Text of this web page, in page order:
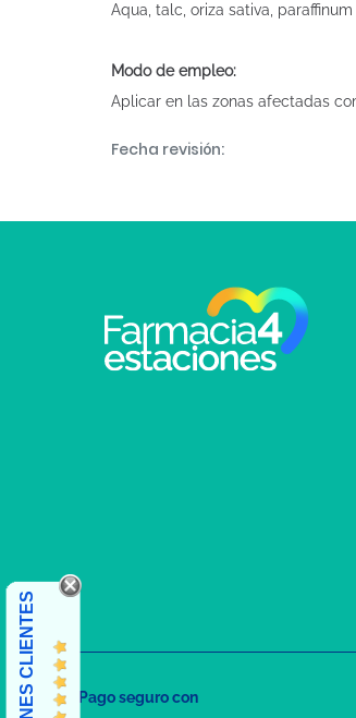
Aqua, talc, oriza sativa,
Modo de empleo:
Aplicar en las zonas afectadas
Fecha revisión:
Pago seguro con